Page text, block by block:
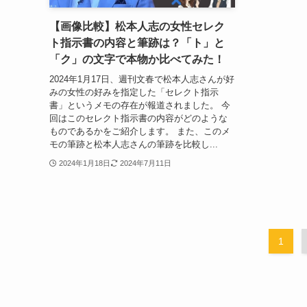
【画像比較】松本人志の女性セレク
ト指示書の内容と筆跡は？「ト」と
「ク」の文字で本物か比べてみた！
2024年1月17日、週刊文春で松本人志さんが好
みの女性の好みを指定した「セレクト指示
書」というメモの存在が報道されました。 今
回はこのセレクト指示書の内容がどのような
ものであるかをご紹介します。 また、このメ
モの筆跡と松本人志さんの筆跡を比較し...
2024年1月18日 2024年7月11日
1